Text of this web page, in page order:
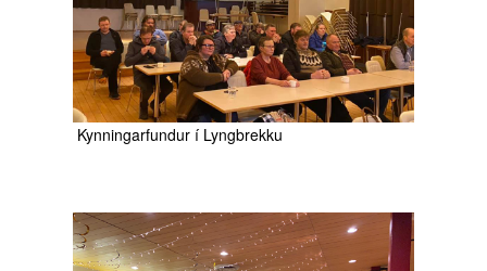
Kynningarfundur í Lyngbrekku